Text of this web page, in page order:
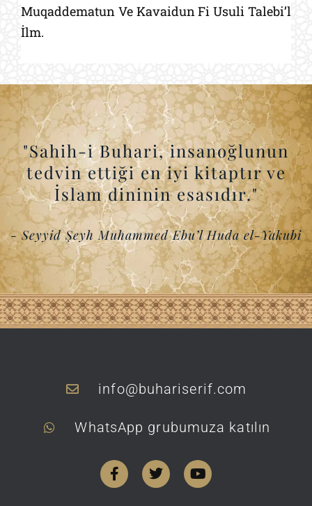
Muqaddematun Ve Kavaidun Fi Usuli Talebi’l
İlm.
"Sahih-i Buhari, insanoğlunun
tedvin ettiği en iyi kitaptır ve
İslam dininin esasıdır."
- Seyyid Şeyh Muhammed Ebu’l Huda el-Yakubi
info@buhariserif.com
WhatsApp grubumuza katılın